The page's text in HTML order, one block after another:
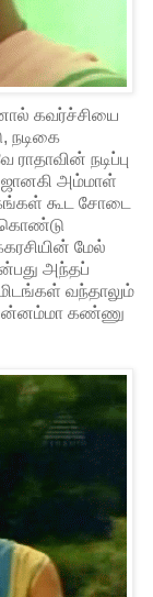
கவர்ச்சியை
நடிகை
நடிப்பு
ஜானகி அம்மாள்
கூட சோடை
கொண்டு
மேல்
அந்தப்
வந்தாலும்
என்னம்மா கண்ணு